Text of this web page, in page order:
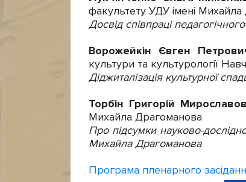
факультету УДУ імені
Досвід співпраці
Ворожейкін Євген
культури та культурології
Діджиталізація культурної
Торбін Григорій
Михайла Драгоманова
Про підсумки науково-
Михайла Драгоманова
Програма пленарного